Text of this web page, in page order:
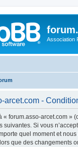
Association
arcet.com -
« forum.asso-arcet.com »
suivantes. Si vous
quel moment et
que des changements